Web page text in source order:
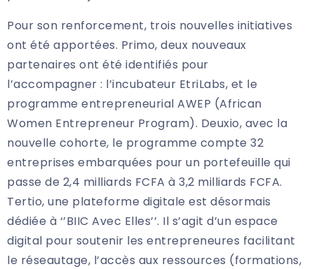
Pour son renforcement, trois nouvelles initiatives
ont été apportées. Primo, deux nouveaux
partenaires ont été identifiés pour
l’accompagner : l’incubateur EtriLabs, et le
programme entrepreneurial AWEP (African
Women Entrepreneur Program). Deuxio, avec la
nouvelle cohorte, le programme compte 32
entreprises embarquées pour un portefeuille qui
passe de 2,4 milliards FCFA à 3,2 milliards FCFA.
Tertio, une plateforme digitale est désormais
dédiée à ‘’BIIC Avec Elles’’. Il s’agit d’un espace
digital pour soutenir les entrepreneures facilitant
le réseautage, l’accès aux ressources (formations,